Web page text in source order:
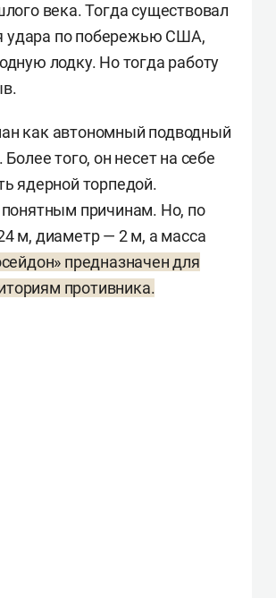
века. Тогда существовал
удара по побережью США,
лодку. Но тогда работу
как автономный подводный
того, он несет на себе
ядерной торпедой.
понятным причинам. Но, по
м, диаметр — 2 м, а масса
предназначен для
противника.